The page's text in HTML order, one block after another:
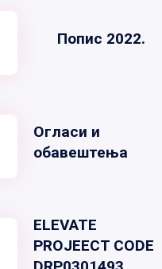
Попис 2022.
Огласи и
обавештења
ELEVATE
PROJEECT CODE